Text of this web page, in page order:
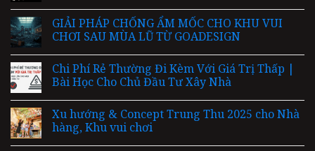
GIẢI PHÁP CHỐNG ẨM MỐC CHO KHU VUI
CHƠI SAU MÙA LŨ TỪ GOADESIGN
Chi Phí Rẻ Thường Đi Kèm Với Giá Trị Thấp |
Bài Học Cho Chủ Đầu Tư Xây Nhà
Xu hướng & Concept Trung Thu 2025 cho Nhà
hàng, Khu vui chơi